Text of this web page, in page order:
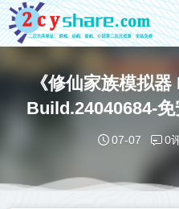
《修仙家族模拟器
Build.24040684-
网
07-07 0